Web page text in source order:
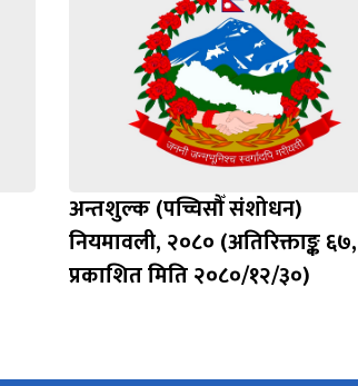
अन्तशुल्क (पच्चिसौँ संशोधन)
नियमावली, २०८० (अतिरिक्ताङ्क ६७,
प्रकाशित मिति २०८०/१२/३०)